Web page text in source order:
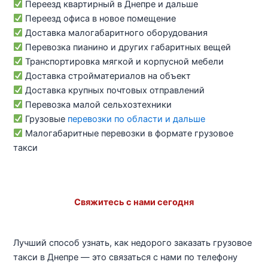
Переезд квартирный в Днепре и дальше
Переезд офиса в новое помещение
Доставка малогабаритного оборудования
Перевозка пианино и других габаритных вещей
Транспортировка мягкой и корпусной мебели
Доставка стройматериалов на объект
Доставка крупных почтовых отправлений
Перевозка малой сельхозтехники
Грузовые перевозки по области и дальше
Малогабаритные перевозки в формате грузовое
такси
Свяжитесь с нами сегодня
Лучший способ узнать, как недорого заказать грузовое
такси в Днепре — это связаться с нами по телефону